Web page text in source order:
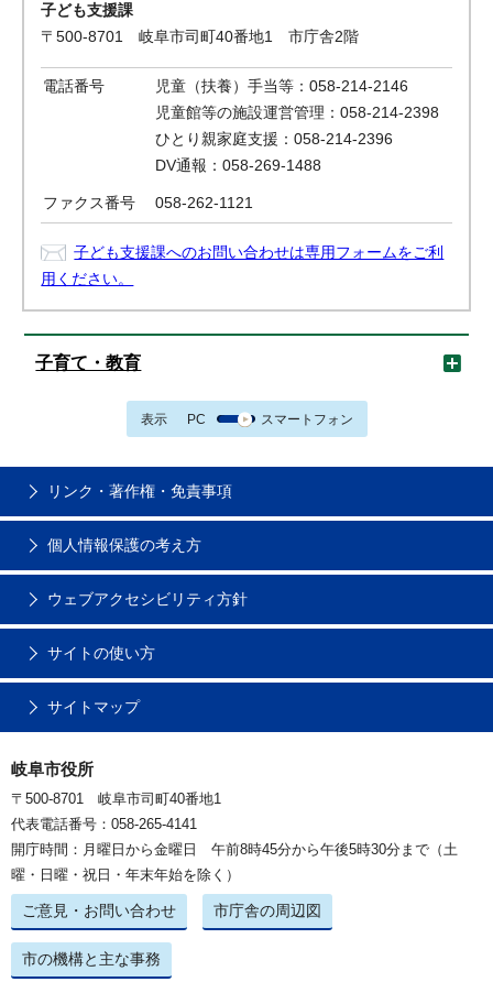
子ども支援課
〒500-8701 岐阜市司町40番地1 市庁舎2階
電話番号
児童（扶養）手当等：058-214-2146
児童館等の施設運営管理：058-214-2398
ひとり親家庭支援：058-214-2396
DV通報：058-269-1488
ファクス番号 058-262-1121
子ども支援課へのお問い合わせは専用フォームをご利
用ください。
子育て・教育
表示 PC スマートフォン
リンク・著作権・免責事項
個人情報保護の考え方
ウェブアクセシビリティ方針
サイトの使い方
サイトマップ
岐阜市役所
〒500-8701 岐阜市司町40番地1
代表電話番号：058-265-4141
開庁時間：月曜日から金曜日 午前8時45分から午後5時30分まで（土
曜・日曜・祝日・年末年始を除く）
ご意見・お問い合わせ 市庁舎の周辺図
市の機構と主な事務